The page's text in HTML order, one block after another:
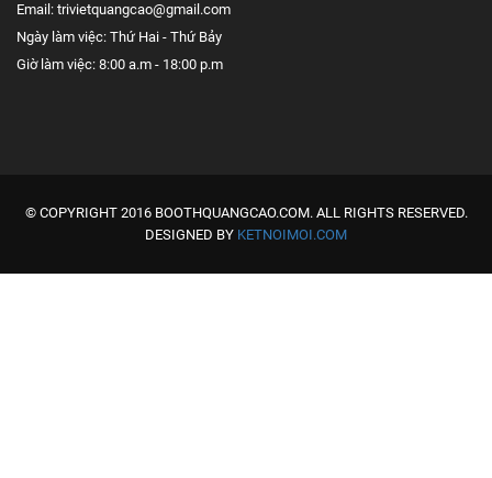
Email: trivietquangcao@gmail.com
Ngày làm việc: Thứ Hai - Thứ Bảy
Giờ làm việc: 8:00 a.m - 18:00 p.m
© COPYRIGHT 2016 BOOTHQUANGCAO.COM. ALL RIGHTS RESERVED.
DESIGNED BY KETNOIMOI.COM